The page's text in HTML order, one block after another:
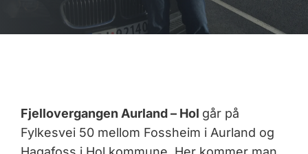
Fjellovergangen Aurland – Hol går på
Fylkesvei 50 mellom Fossheim i Aurland og